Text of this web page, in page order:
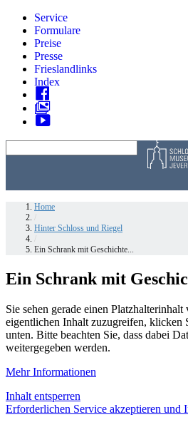
Zum
Inhalt
springen
Service
Formulare
Preise
Presse
Frieslandlinks
Index
to
Home
Hinter Schloss und Riegel
Ein Schrank mit Geschichte...
Ein Schrank mit
Sie sehen gerade einen Platzhalterinhalt
eigentlichen Inhalt zuzugreifen, klicken
unten. Bitte beachten Sie, dass dabei
weitergegeben werden.
Mehr Informationen
Inhalt entsperren
Erforderlichen Service akzeptieren und